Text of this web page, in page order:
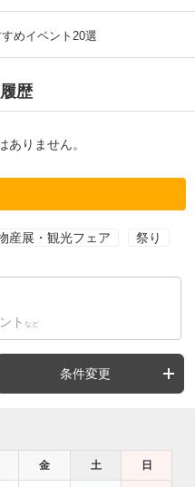
めイベント20選
歴
りません。
産展・観光フェア 祭り
ト など
条件変更
金 土 日